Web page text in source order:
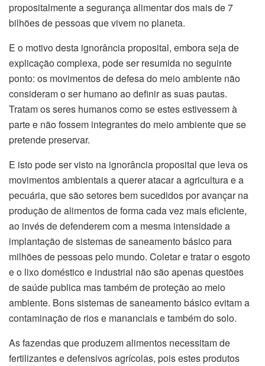
propositalmente a segurança alimentar dos mais de 7
bilhões de pessoas que vivem no planeta.
E o motivo desta ignorância proposital, embora seja de
explicação complexa, pode ser resumida no seguinte
ponto: os movimentos de defesa do meio ambiente não
consideram o ser humano ao definir as suas pautas.
Tratam os seres humanos como se estes estivessem à
parte e não fossem integrantes do meio ambiente que se
pretende preservar.
E isto pode ser visto na ignorância proposital que leva os
movimentos ambientais a querer atacar a agricultura e a
pecuária, que são setores bem sucedidos por avançar na
produção de alimentos de forma cada vez mais eficiente,
ao invés de defenderem com a mesma intensidade a
implantação de sistemas de saneamento básico para
milhões de pessoas pelo mundo. Coletar e tratar o esgoto
e o lixo doméstico e industrial não são apenas questões
de saúde publica mas também de proteção ao meio
ambiente. Bons sistemas de saneamento básico evitam a
contaminação de rios e mananciais e também do solo.
As fazendas que produzem alimentos necessitam de
fertilizantes e defensivos agrícolas, pois estes produtos